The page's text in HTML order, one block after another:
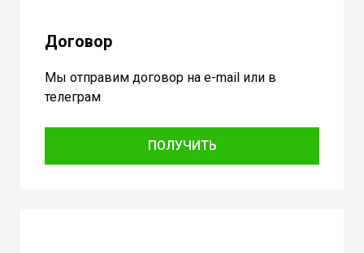
Договор
Мы отправим договор на e-mail или в
телеграм
ПОЛУЧИТЬ